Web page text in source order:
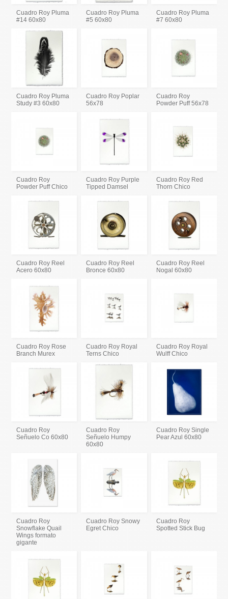
Cuadro Roy Pluma
#14 60x80
Cuadro Roy Pluma
#5 60x80
Cuadro Roy Pluma
#7 60x80
Cuadro Roy Pluma
Study #3 60x80
Cuadro Roy Poplar
56x78
Cuadro Roy
Powder Puff 56x78
Cuadro Roy
Powder Puff Chico
Cuadro Roy Purple
Tipped Damsel
Cuadro Roy Red
Thorn Chico
Cuadro Roy Reel
Acero 60x80
Cuadro Roy Reel
Bronce 60x80
Cuadro Roy Reel
Nogal 60x80
Cuadro Roy Rose
Branch Murex
Cuadro Roy Royal
Terns Chico
Cuadro Roy Royal
Wulff Chico
Cuadro Roy
Señuelo Co 60x80
Cuadro Roy
Señuelo Humpy
60x80
Cuadro Roy Single
Pear Azul 60x80
Cuadro Roy
Snowflake Quail
Wings formato
gigante
Cuadro Roy Snowy
Egret Chico
Cuadro Roy
Spotted Stick Bug